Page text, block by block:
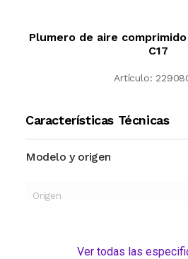
Plumero de aire
C17
Artículo:
Características Técnicas
Modelo y origen
Origen
Ver todas las